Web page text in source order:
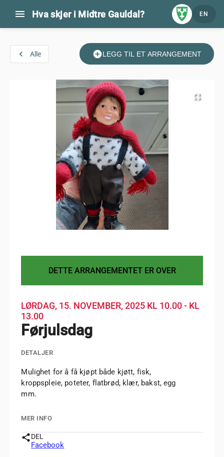
menu Hva skjer i Midtre Gauldal? EN
navigate_before Alle add_circleLEGG TIL ET ARRANGEMENT
fullscreen
DETTE ARRANGEMENTET ER OVER
LØRDAG, 15. NOVEMBER, 2025 KL 10.00 - KL
13.00
Førjulsdag
DETALJER
Mulighet for å få kjøpt både kjøtt, fisk,
kroppspleie, poteter, flatbrød, klær, bakst, egg
mm.
MER INFO
DEL
Facebook